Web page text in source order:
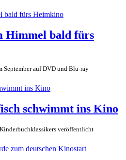
Himmel bald fürs
September auf DVD und Blu-ray
schwimmt ins Kino
veröffentlicht